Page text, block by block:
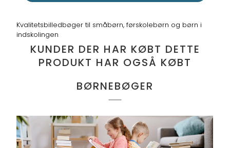
Kvalitetsbilledbøger til småbørn, førskolebørn og børn i
indskolingen
KUNDER DER HAR KØBT DETTE
PRODUKT HAR OGSÅ KØBT
BØRNEBØGER